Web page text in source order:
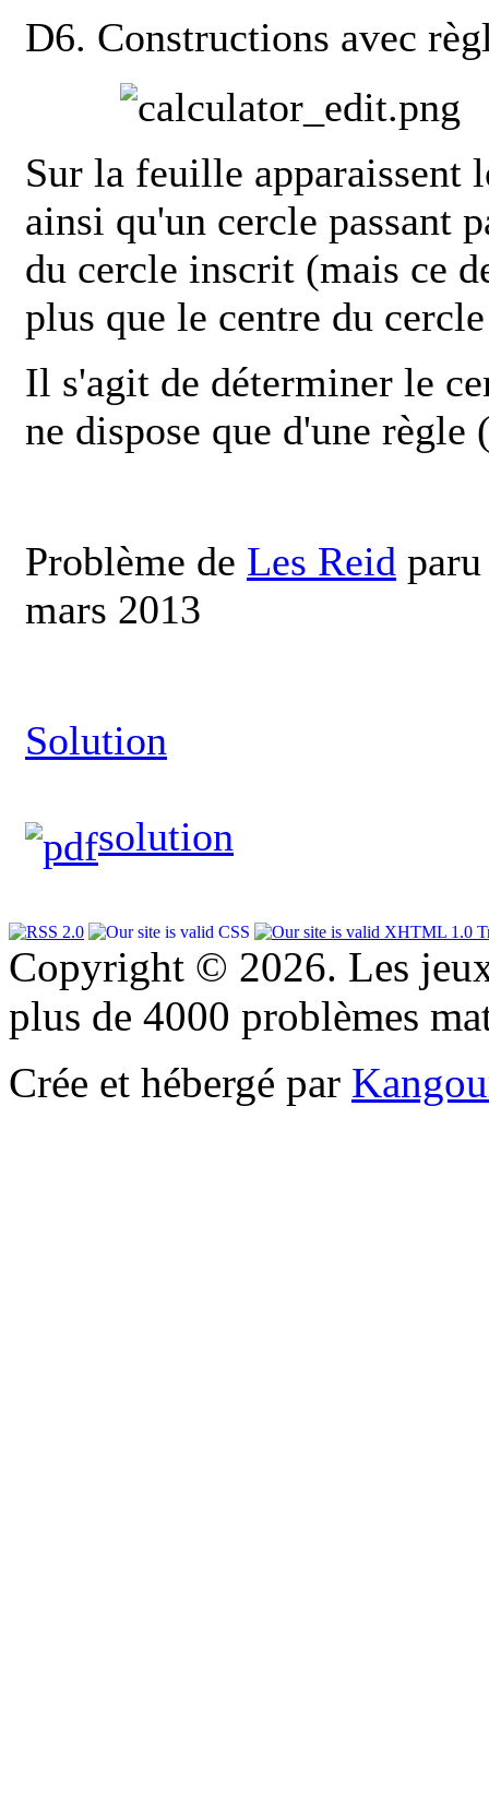
D6. Constructions avec
Sur la feuille apparaissent
ainsi qu'un cercle passant
du cercle inscrit (mais ce
plus que le centre du
Il s'agit de déterminer le
ne dispose que d'une règle
Problème de Les Reid
mars 2013
Solution
solution
Copyright © 2026. Les
plus de 4000 problèmes
Crée et hébergé par